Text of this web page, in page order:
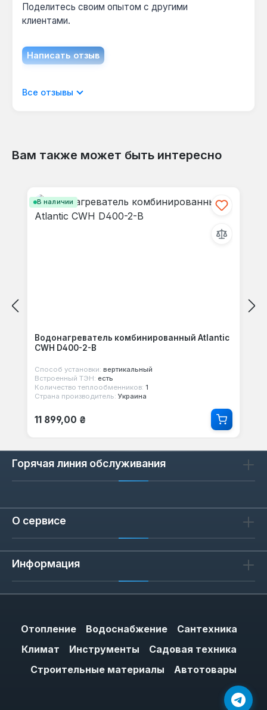
Поделитесь своим опытом с другими
клиентами.
Написать отзыв
Отображать отзывы только на текущем
Все отзывы
Вам также может быть интересно
В наличии
Водонагреватель комбинированный Atlantic
CWH D400-2-B
Способ установки: вертикальный
Встроенный ТЭН: есть
Количество теплообменников: 1
Страна производитель: Украина
Обычная цена:
11 899,00 ₴
Горячая линия обслуживания
О сервисе
Информация
Отопление Водоснабжение
Сантехника
Климат
Инструменты
Садовая техника
Строительные материалы
Автотовары